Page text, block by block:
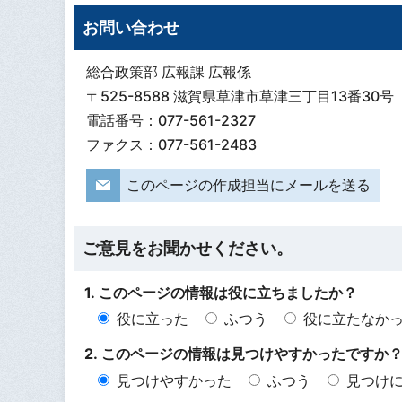
お問い合わせ
総合政策部 広報課 広報係
〒525-8588 滋賀県草津市草津三丁目13番30号
電話番号：077-561-2327
ファクス：077-561-2483
このページの作成担当にメールを送る
ご意見をお聞かせください。
1. このページの情報は役に立ちましたか？
役に立った
ふつう
役に立たなか
2. このページの情報は見つけやすかったですか？
見つけやすかった
ふつう 見つけ